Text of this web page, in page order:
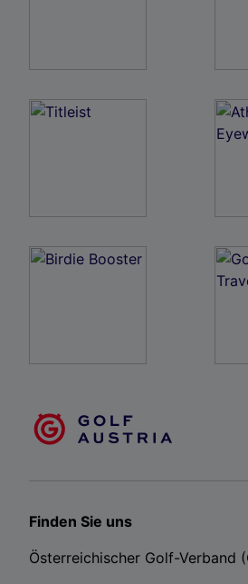
Finden Sie uns
Österreichischer Golf-Verband